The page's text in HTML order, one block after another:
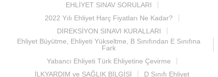
EHLİYET SINAV SORULARI
2022 Yılı Ehliyet Harç Fiyatları Ne Kadar?
DİREKSİYON SINAVI KURALLARI
Ehliyet Büyütme, Ehliyeti Yükseltme, B Sınıfından E Sınıfına
Fark
Yabancı Ehliyeti Türk Ehliyetine Çevirme
İLKYARDIM ve SAĞLIK BİLGİSİ
D Sınıfı Ehliyet